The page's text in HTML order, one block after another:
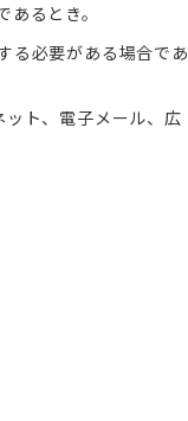
るとき。
る必要がある場合であ
ト、電子メール、広